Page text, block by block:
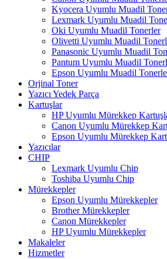
Kyocera Uyumlu Muadil
Lexmark Uyumlu Muadil
Oki Uyumlu Muadil Tonerler
Olivetti Uyumlu Muadil
Panasonic Uyumlu Muadil
Pantum Uyumlu Muadil
Epson Uyumlu Muadil
Orjinal Toner
Yazıcı Yedek Parça
Kartuşlar
HP Uyumlu Mürekkep
Canon Uyumlu Mürekkep
Epson Uyumlu Mürekkep
Yazıcılar
CHIP
Lexmark Uyumlu Chip
Toshiba Uyumlu Chip
Mürekkepler
Epson Uyumlu Mürekkepler
Brother Mürekkepler
Canon Mürekkepler
HP Uyumlu Mürekkepler
Makaleler
Hizmetler